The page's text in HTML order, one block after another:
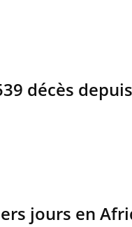
décès
jours en